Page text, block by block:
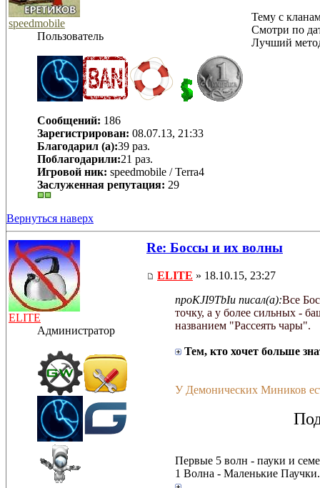
speedmobile
Пользователь
Сообщений: 186
Зарегистрирован: 08.07.13, 21:33
Благодарил (а):39 раз.
Поблагодарили:21 раз.
Игровой ник: speedmobile / Terra4
Заслуженная репутация: 29
Тему с
Смотри по
Лучший
Вернуться наверх
ELITE
Администратор
Re: Боссы и их волны
ELITE » 18.10.15, 23:27
npoKJI9TbIu писал(а):Все
точку, а у более сильных -
названием "Рассеять чары".
Тем, кто хочет больше
У Демонических Миников
Первые 5 волн - пауки и
1 Волна - Маленькие Паучки.